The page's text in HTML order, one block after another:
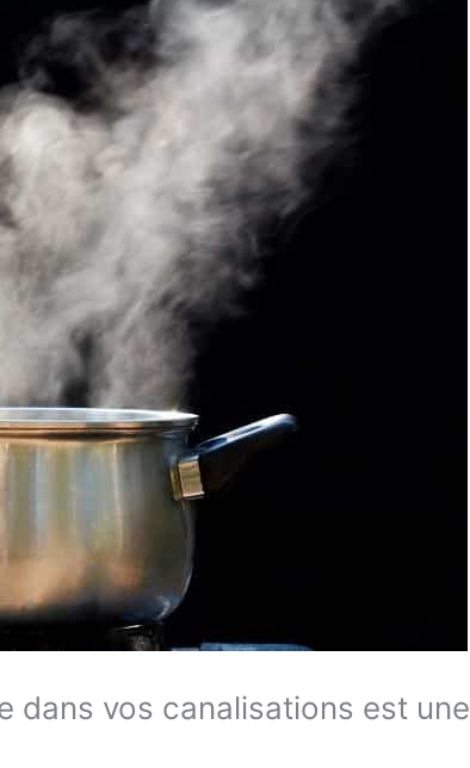
dans vos canalisations est une